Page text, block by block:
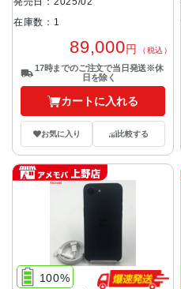
在庫数：1
89,000円 （税込）
17時までのご注文で当日発送※休
日を除く
カートに入れる
お気に入り 比較する
100%